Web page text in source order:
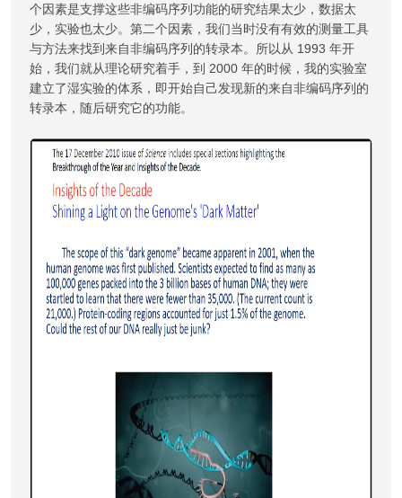
个因素是支撑这些非编码序列功能的研究结果太少，数据太
少，实验也太少。第二个因素，我们当时没有有效的测量工具
与方法来找到来自非编码序列的转录本。所以从 1993 年开
始，我们就从理论研究着手，到 2000 年的时候，我的实验室
建立了湿实验的体系，即开始自己发现新的来自非编码序列的
转录本，随后研究它的功能。